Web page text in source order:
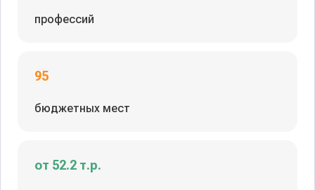
профессий
95
бюджетных мест
от 52.2 т.р.